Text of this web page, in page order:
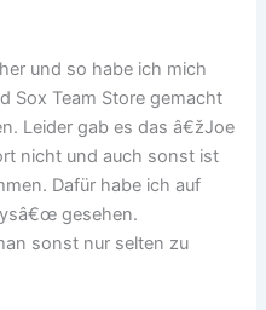
und so habe ich mich
Sox Team Store gemacht
Leider gab es das â€žJoe
nicht und auch sonst ist
Dafür habe ich auf
gesehen.
sonst nur selten zu